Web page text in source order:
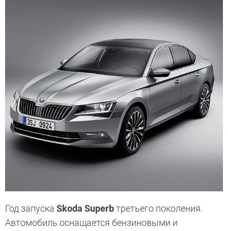
Год запуска Skoda Superbтретьего поколения.
Автомобиль оснащается бензиновыми и